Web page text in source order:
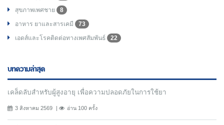
สุขภาพเพศชาย
8
อาหาร ยาและสารเคมี
73
เอดส์และโรคติดต่อทางเพศสัมพันธ์
22
บทความล่าสุด
เคล็ดลับสำหรับผู้สูงอายุ เพื่อความปลอดภัยในการใช้ยา
3 สิงหาคม 2569 อ่าน 100 ครั้ง